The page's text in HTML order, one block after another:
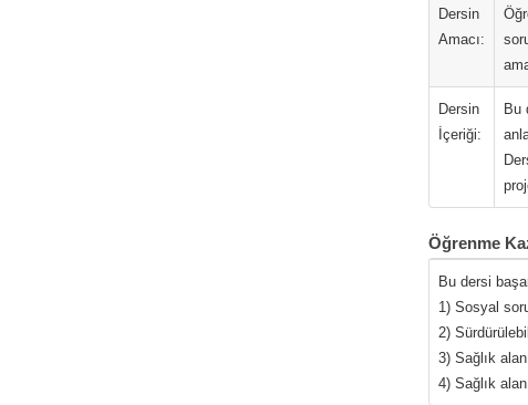
Dersin
Amacı:
Dersin
İçeriği:
Bu
Öğrenme
Bu dersi
1) Sosyal
2)
3) Sağlık
4) Sağlık